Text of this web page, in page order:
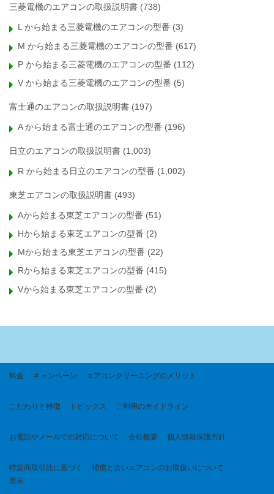
三菱電機のエアコンの取扱説明書 (738)
L から始まる三菱電機のエアコンの型番 (3)
M から始まる三菱電機のエアコンの型番 (617)
P から始まる三菱電機のエアコンの型番 (112)
V から始まる三菱電機のエアコンの型番 (5)
富士通のエアコンの取扱説明書 (197)
A から始まる富士通のエアコンの型番 (196)
日立のエアコンの取扱説明書 (1,003)
R から始まる日立のエアコンの型番 (1,002)
東芝エアコンの取扱説明書 (493)
Aから始まる東芝エアコンの型番 (51)
Hから始まる東芝エアコンの型番 (2)
Mから始まる東芝エアコンの型番 (22)
Rから始まる東芝エアコンの型番 (415)
Vから始まる東芝エアコンの型番 (2)
料金 キャンペーン エアコンクリーニングのメリット
こだわりと特徴 トピックス ご利用のガイドライン
お電話やメールでの対応について 会社概要 個人情報保護方針
特定商取引法に基づく
表示
補償と古いエアコンのお取扱いについて